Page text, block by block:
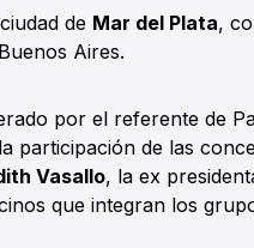
de Mar del Plata,
Aires.
por el referente de
participación de las
Vasallo, la ex
que integran los